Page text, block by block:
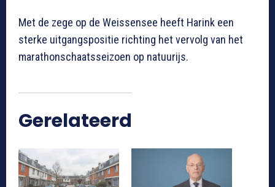
Met de zege op de Weissensee heeft Harink een
sterke uitgangspositie richting het vervolg van het
marathonschaatsseizoen op natuurijs.
Gerelateerd